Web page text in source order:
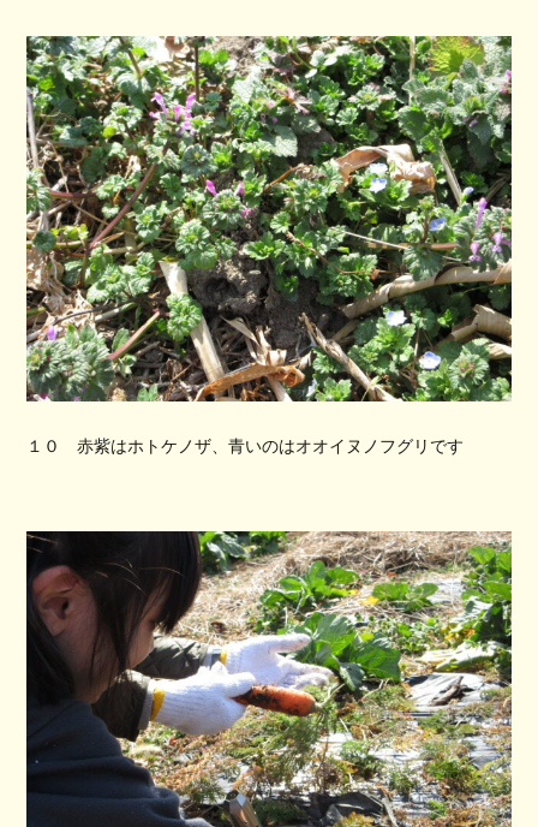
１０ 赤紫はホトケノザ、青いのはオオイヌノフグリです